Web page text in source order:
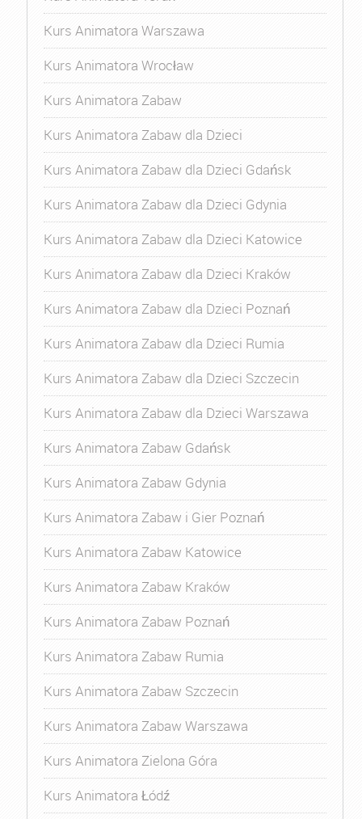
Kurs Animatora Warszawa
Kurs Animatora Wrocław
Kurs Animatora Zabaw
Kurs Animatora Zabaw dla Dzieci
Kurs Animatora Zabaw dla Dzieci Gdańsk
Kurs Animatora Zabaw dla Dzieci Gdynia
Kurs Animatora Zabaw dla Dzieci Katowice
Kurs Animatora Zabaw dla Dzieci Kraków
Kurs Animatora Zabaw dla Dzieci Poznań
Kurs Animatora Zabaw dla Dzieci Rumia
Kurs Animatora Zabaw dla Dzieci Szczecin
Kurs Animatora Zabaw dla Dzieci Warszawa
Kurs Animatora Zabaw Gdańsk
Kurs Animatora Zabaw Gdynia
Kurs Animatora Zabaw i Gier Poznań
Kurs Animatora Zabaw Katowice
Kurs Animatora Zabaw Kraków
Kurs Animatora Zabaw Poznań
Kurs Animatora Zabaw Rumia
Kurs Animatora Zabaw Szczecin
Kurs Animatora Zabaw Warszawa
Kurs Animatora Zielona Góra
Kurs Animatora Łódź